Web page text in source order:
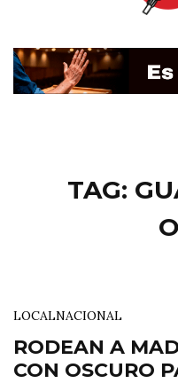
TAG:
LOCALNACIONAL
RODEAN A
CON OSCURO